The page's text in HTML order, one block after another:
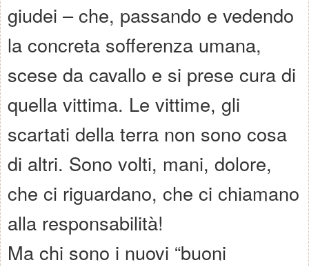
giudei – che, passando e vedendo
la concreta sofferenza umana,
scese da cavallo e si prese cura di
quella vittima. Le vittime, gli
scartati della terra non sono cosa
di altri. Sono volti, mani, dolore,
che ci riguardano, che ci chiamano
alla responsabilità!
Ma chi sono i nuovi “buoni